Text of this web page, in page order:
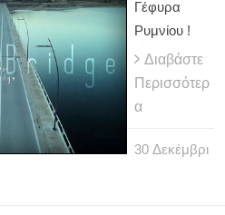
Γέφυρα
Ρυμνίου !
Διαβάστε
Περισσότερ
α
30 Δεκέμβρι